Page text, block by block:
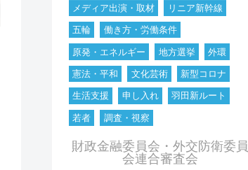
メディア出演・取材
リニア新幹線
五輪
働き方・労働条件
原発・エネルギー
地方選挙
外環
憲法・平和
文化芸術
新型コロナ
生活支援
申し入れ
羽田新ルート
若者
調査・視察
財政金融委員会・外交防衛委員
会連合審査会